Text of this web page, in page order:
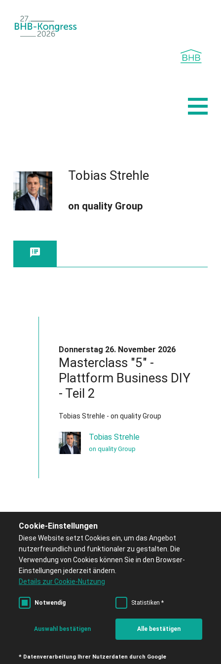
Registrierte Unternehmen 2026
Impressionen 2025
Jetzt anmelden!
Tobias Strehle
on quality Group

Donnerstag 26. November 2026
Masterclass "5" -
Plattform Business DIY
- Teil 2
Tobias Strehle - on quality Group
Tobias Strehle
on quality Group
Impressum
Datenschutzerklärung
Cookie-Einstellungen
Diese Website setzt Cookies ein, um das Angebot
nutzerfreundlich und funktionaler zu gestalten. Die
Verwendung von Cookies können Sie in den Browser-
Einstellungen jederzeit ändern.
Details zur Cookie-Nutzung
Notwendig Statistiken *
Auswahl bestätigen Alle bestätigen
* Datenverarbeitung Ihrer Nutzerdaten durch Google